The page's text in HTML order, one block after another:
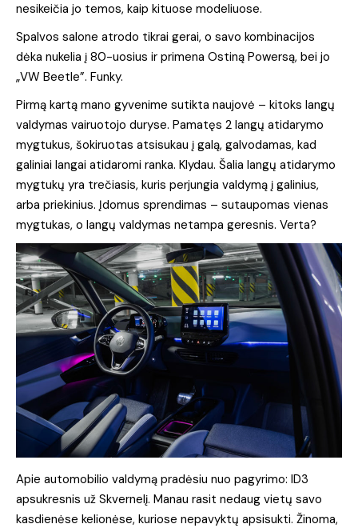
nesikeičia jo temos, kaip kituose modeliuose.
Spalvos salone atrodo tikrai gerai, o savo kombinacijos
dėka nukelia į 80-uosius ir primena Ostiną Powersą, bei jo
„VW Beetle”. Funky.
Pirmą kartą mano gyvenime sutikta naujovė – kitoks langų
valdymas vairuotojo duryse. Pamatęs 2 langų atidarymo
mygtukus, šokiruotas atsisukau į galą, galvodamas, kad
galiniai langai atidaromi ranka. Klydau. Šalia langų atidarymo
mygtukų yra trečiasis, kuris perjungia valdymą į galinius,
arba priekinius. Įdomus sprendimas – sutaupomas vienas
mygtukas, o langų valdymas netampa geresnis. Verta?
Apie automobilio valdymą pradėsiu nuo pagyrimo: ID3
apsukresnis už Skvernelį. Manau rasit nedaug vietų savo
kasdienėse kelionėse, kuriose nepavyktų apsisukti. Žinoma,